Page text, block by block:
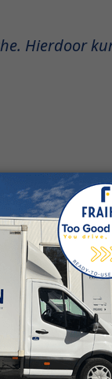
Hierdoor
een grote
Zo